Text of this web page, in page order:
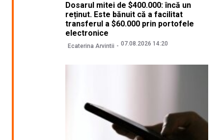
Dosarul mitei de $400.000: încă un
reținut. Este bănuit că a facilitat
transferul a $60.000 prin portofele
electronice
Ecaterina Arvintii 07.08.2026 14:20